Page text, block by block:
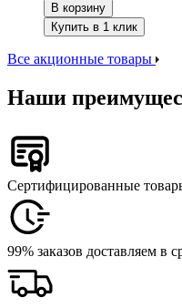
В корзину
Купить в 1 клик
Все акционные товары
Наши
Сертифицированные
99% заказов доставляем в